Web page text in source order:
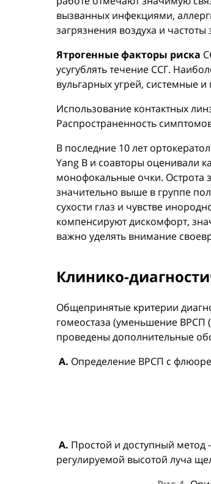
вызванных инфекциями,
загрязнения воздуха и
Ятрогенные факторы риска
усугублять течение ССГ.
вульгарных угрей, системные
Использование контактных
Распространенность
В последние 10 лет
Yang B и соавторы оценивали
монофокальные очки. Острота
значительно выше в группе
сухости глаз и чувстве
компенсируют дискомфорт,
важно уделять внимание
Клинико-
Общепринятые критерии
гомеостаза (уменьшение ВРСП
проведены дополнительные
А. Определение ВРСП с
А. Простой и доступный
регулируемой высотой луча